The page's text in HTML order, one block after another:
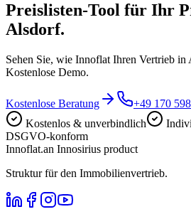
Preislisten-Tool für Ihr
Alsdorf.
Sehen Sie, wie Innoflat Ihren Vertrieb in
Kostenlose Demo.
Kostenlose Beratung
+49 170
Kostenlos & unverbindlich
DSGVO-konform
Innoflat.an Innosirius product
Struktur für den Immobilienvertrieb.